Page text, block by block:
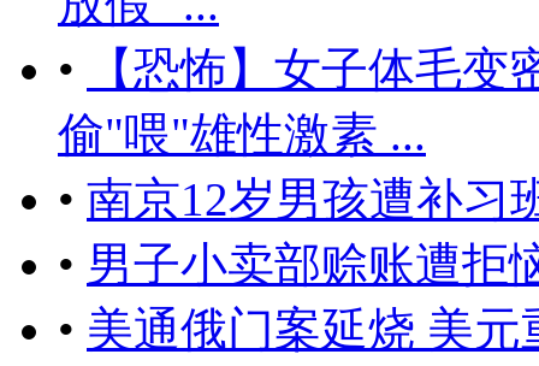
•
【恐怖】女子体毛
偷"喂"雄性激素 ...
• 南京12岁男孩遭补习
• 男子小卖部赊账遭拒
• 美通俄门案延烧 美元